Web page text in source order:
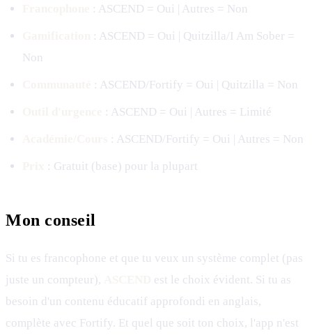
: ASCEND = Oui | Autres = Non
: ASCEND = Oui | Quitzilla/I Am Sober =
Non
: ASCEND/Fortify = Oui | Quitzilla = Non
: ASCEND = Oui | Autres = Limité
: ASCEND/Fortify = Oui | Autres = Non
: Gratuit (base) pour la plupart
Mon conseil
Si tu es francophone et que tu veux un système complet (pas
juste un compteur),
est le choix évident. Si tu as
besoin d'un contenu éducatif approfondi en anglais,
complète avec Fortify. Et quel que soit ton choix, l'app n'est